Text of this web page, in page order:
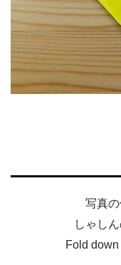
写真の
しゃし
Fold